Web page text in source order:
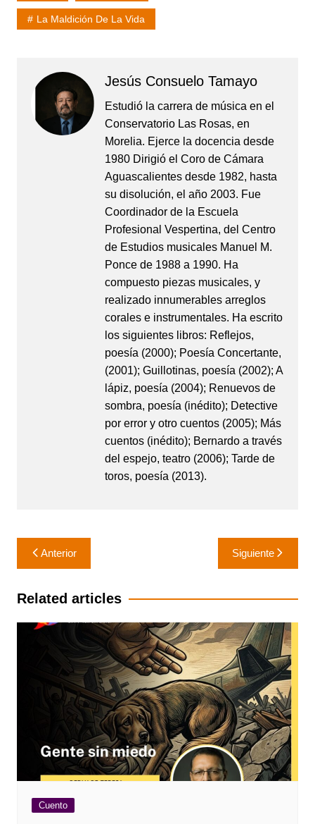
La Maldición De La Vida
Jesús Consuelo Tamayo
Estudió la carrera de música en el
Conservatorio Las Rosas, en
Morelia. Ejerce la docencia desde
1980 Dirigió el Coro de Cámara
Aguascalientes desde 1982, hasta
su disolución, el año 2003. Fue
Coordinador de la Escuela
Profesional Vespertina, del Centro
de Estudios musicales Manuel M.
Ponce de 1988 a 1990. Ha
compuesto piezas musicales, y
realizado innumerables arreglos
corales e instrumentales. Ha escrito
los siguientes libros: Reflejos,
poesía (2000); Poesía Concertante,
(2001); Guillotinas, poesía (2002); A
lápiz, poesía (2004); Renuevos de
sombra, poesía (inédito); Detective
por error y otro cuentos (2005); Más
cuentos (inédito); Bernardo a través
del espejo, teatro (2006); Tarde de
toros, poesía (2013).
Navegación
de
entradas
Anterior Siguiente
Related articles
Cuento